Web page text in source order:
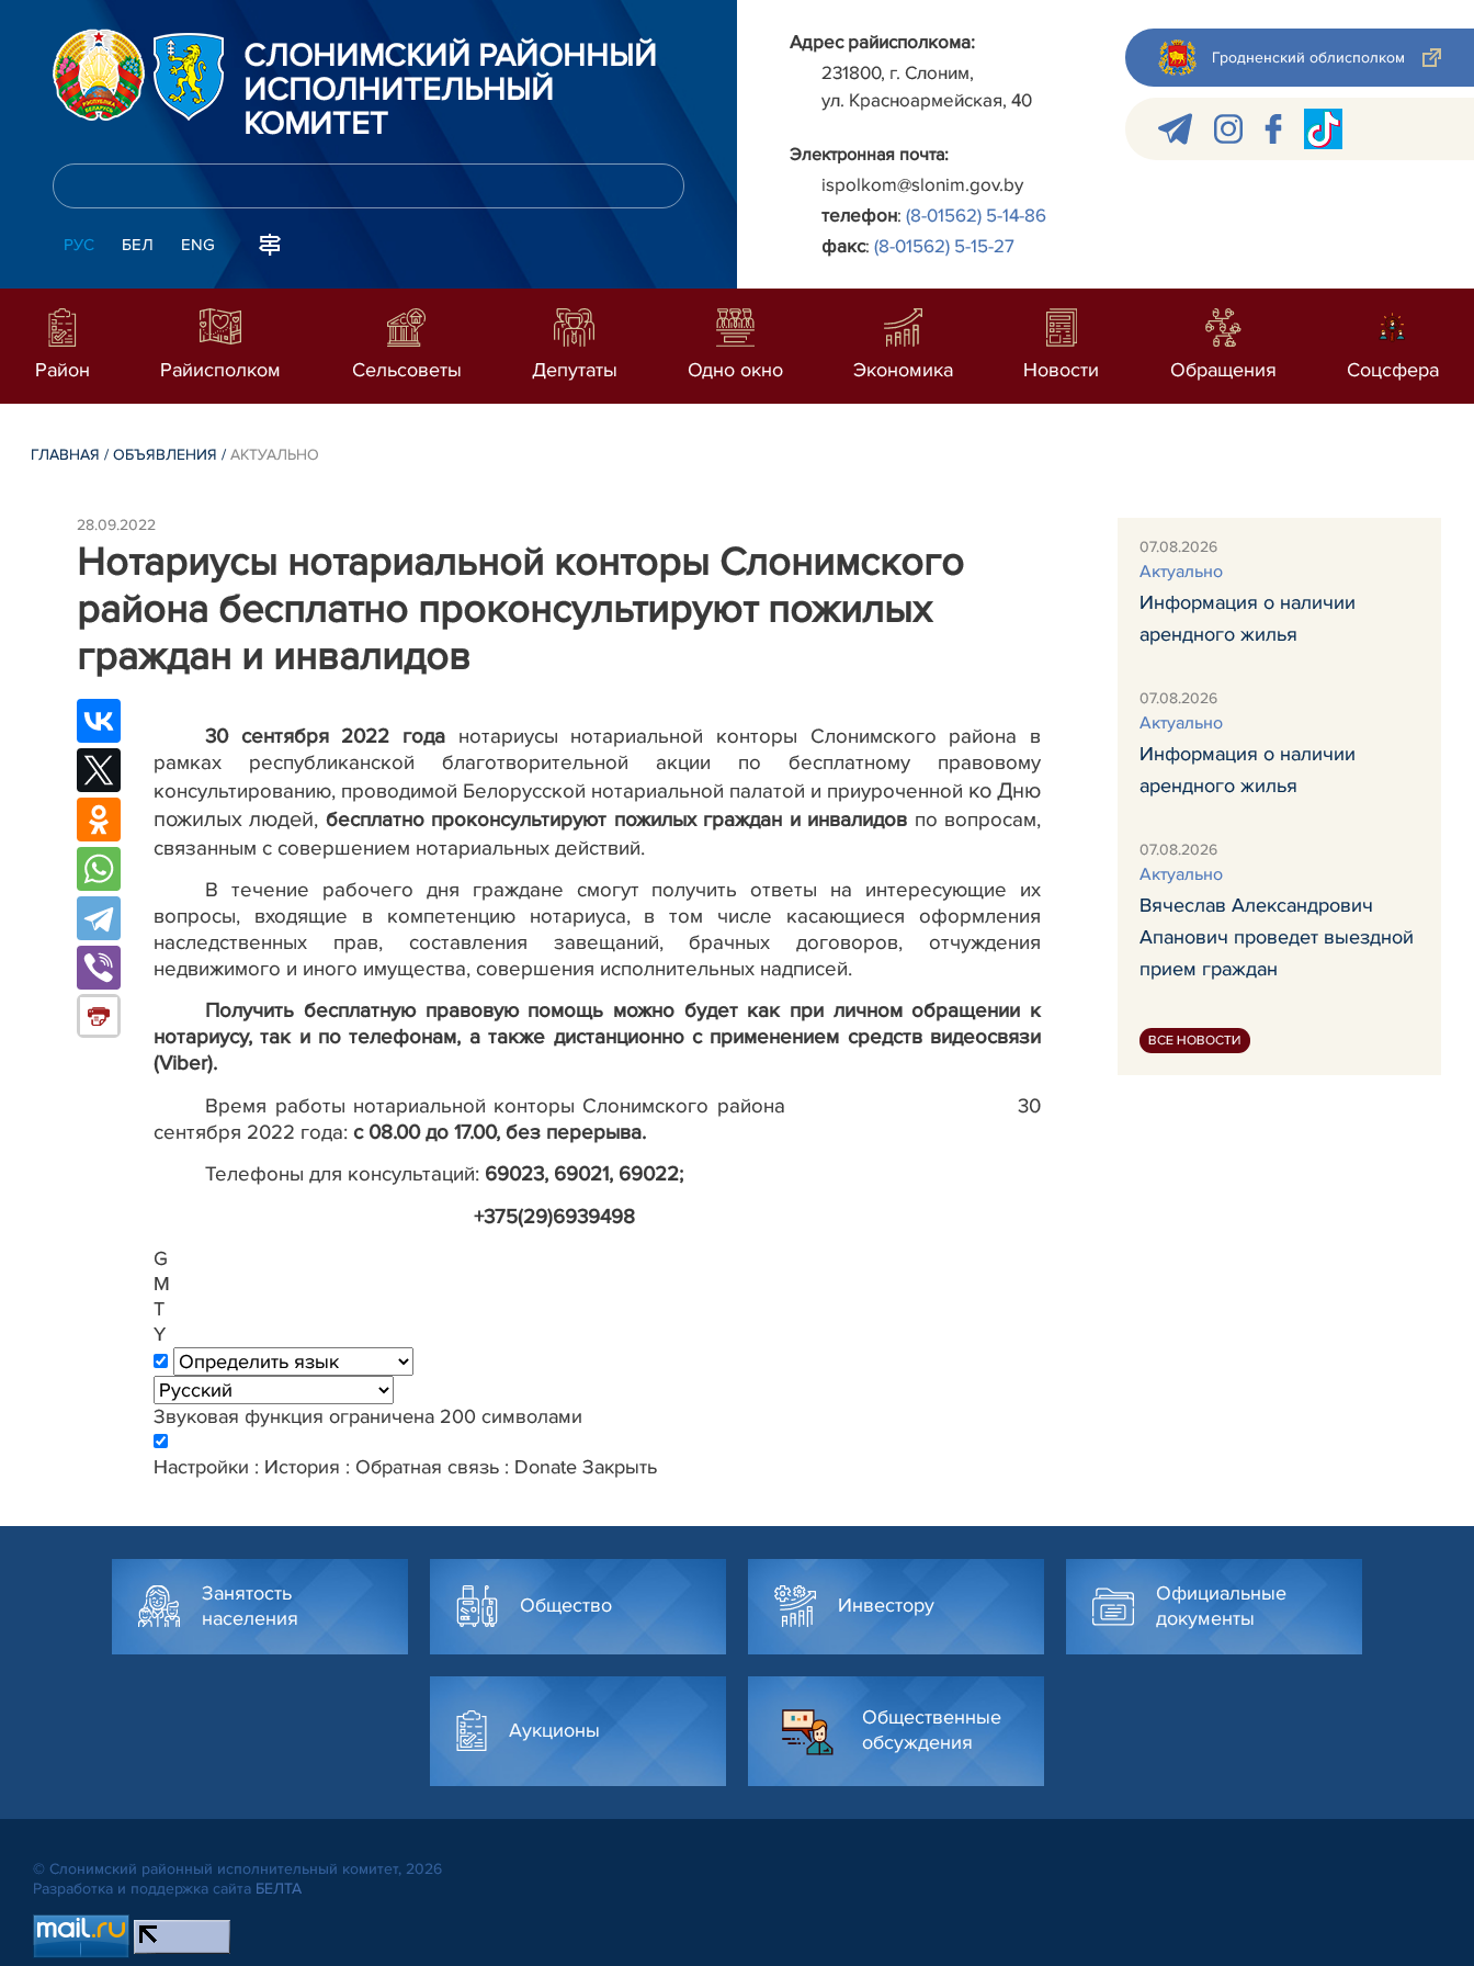
СЛОНИМСКИЙ РАЙОННЫЙ
ИСПОЛНИТЕЛЬНЫЙ
КОМИТЕТ
РУС БЕЛ ENG
Адрес райисполкома:
231800, г. Слоним,
ул. Красноармейская, 40
Электронная почта:
ispolkom@slonim.gov.by
телефон: (8-01562) 5-14-86
факс: (8-01562) 5-15-27
Гродненский облисполком
Район Райисполком Сельсоветы Депутаты Одно окно Экономика Новости Обращения Соцсфера
ГЛАВНАЯ /ОБЪЯВЛЕНИЯ /АКТУАЛЬНО
28.09.2022
Нотариусы нотариальной конторы Слонимского
района бесплатно проконсультируют пожилых
граждан и инвалидов
30 сентября 2022 года нотариусы нотариальной конторы Слонимского района в
рамках республиканской благотворительной акции по бесплатному правовому
консультированию, проводимой Белорусской нотариальной палатой и приуроченной ко Дню
пожилых людей, бесплатно проконсультируют пожилых граждан и инвалидов по вопросам,
связанным с совершением нотариальных действий.
В течение рабочего дня граждане смогут получить ответы на интересующие их
вопросы, входящие в компетенцию нотариуса, в том числе касающиеся оформления
наследственных прав, составления завещаний, брачных договоров, отчуждения
недвижимого и иного имущества, совершения исполнительных надписей.
Получить бесплатную правовую помощь можно будет как при личном обращении к
нотариусу, так и по телефонам, а также дистанционно с применением средств видеосвязи
(Viber).
Время работы нотариальной конторы Слонимского района
30
сентября 2022 года: с 08.00 до 17.00, без перерыва.
Телефоны для консультаций: 69023, 69021, 69022;
+375(29)6939498
G
M
T
Y
Звуковая функция ограничена 200 символами
Настройки : История : Обратная связь : Donate Закрыть
07.08.2026
Актуально
Информация о наличии
арендного жилья
07.08.2026
Актуально
Информация о наличии
арендного жилья
07.08.2026
Актуально
Вячеслав Александрович
Апанович проведет выездной
прием граждан
ВСЕ НОВОСТИ
Занятость
населения
Общество Инвестору
Официальные
документы
Аукционы
Общественные
обсуждения
© Слонимский районный исполнительный комитет, 2026
Разработка и поддержка сайта БЕЛТА